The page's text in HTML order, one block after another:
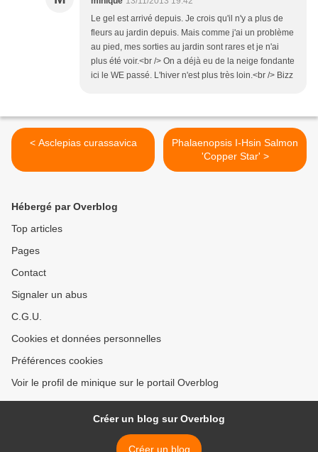
Le gel est arrivé depuis. Je crois qu'il n'y a plus de
fleurs au jardin depuis. Mais comme j'ai un problème
au pied, mes sorties au jardin sont rares et je n'ai
plus été voir.<br /> On a déjà eu de la neige fondante
ici le WE passé. L'hiver n'est plus très loin.<br /> Bizz
< Asclepias curassavica
Phalaenopsis I-Hsin Salmon
'Copper Star' >
Hébergé par Overblog
Top articles
Pages
Contact
Signaler un abus
C.G.U.
Cookies et données personnelles
Préférences cookies
Voir le profil de minique sur le portail Overblog
Créer un blog sur Overblog
Créer un blog